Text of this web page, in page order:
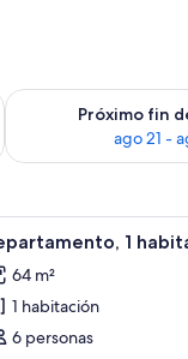
semana ago 14 -
Próximo fin
ago 21 -
Consulta la
y zona de estar.
13 1
64 m²
1 habitación
6 personas